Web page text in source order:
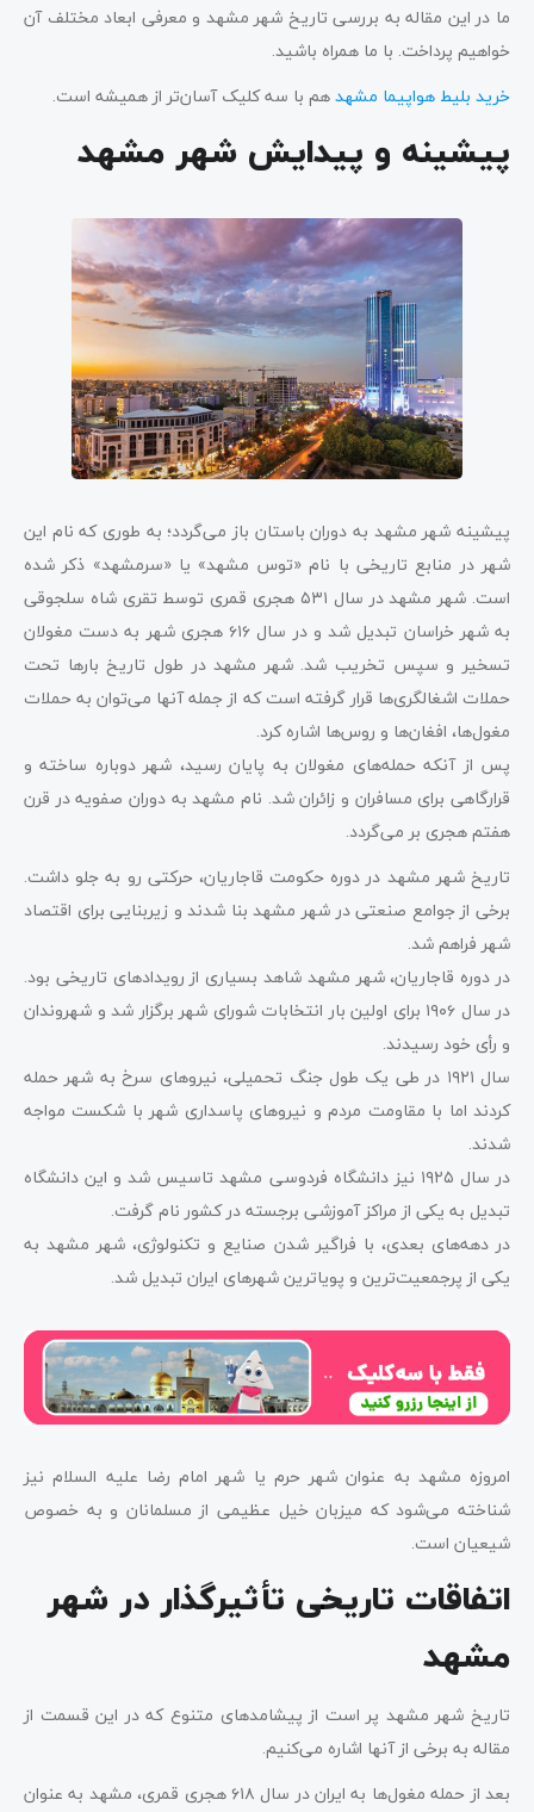
ما در این مقاله به بررسی تاریخ شهر مشهد و معرفی ابعاد مختلف آن
خواهیم پرداخت. با ما همراه باشید.
خرید بلیط هواپیما مشهدهم با سه کلیک آسان‌تر از همیشه است.
پیشینه و پیدایش شهر مشهد
پیشینه شهر مشهد به دوران باستان باز می‌گردد؛ به طوری که نام این
شهر در منابع تاریخی با نام «توس مشهد» یا «سرمشهد» ذکر شده
است. شهر مشهد در سال ۵۳۱ هجری قمری توسط تقری شاه سلجوقی
به شهر خراسان تبدیل شد و در سال ۶۱۶ هجری شهر به دست مغولان
تسخیر و سپس تخریب شد. شهر مشهد در طول تاریخ بارها تحت
حملات اشغالگری‌ها قرار گرفته است که از جمله آنها می‌توان به حملات
مغول‌ها، افغان‌ها و روس‌ها اشاره کرد.
پس از آنکه حمله‌های مغولان به پایان رسید، شهر دوباره ساخته و
قرارگاهی برای مسافران و زائران شد. نام مشهد به دوران صفویه در قرن
هفتم هجری بر می‌گردد.
تاریخ شهر مشهد در دوره حکومت قاجاریان، حرکتی رو به جلو داشت.
برخی از جوامع صنعتی در شهر مشهد بنا شدند و زیربنایی برای اقتصاد
شهر فراهم شد.
در دوره قاجاریان، شهر مشهد شاهد بسیاری از رویدادهای تاریخی بود.
در سال ۱۹۰۶ برای اولین بار انتخابات شورای شهر برگزار شد و شهروندان
و رأی خود رسیدند.
سال ۱۹۲۱ در طی یک طول جنگ تحمیلی، نیروهای سرخ به شهر حمله
کردند اما با مقاومت مردم و نیروهای پاسداری شهر با شکست مواجه
شدند.
در سال ۱۹۲۵ نیز دانشگاه فردوسی مشهد تاسیس شد و این دانشگاه
تبدیل به یکی از مراکز آموزشی برجسته در کشور نام گرفت.
در دهه‌های بعدی، با فراگیر شدن صنایع و تکنولوژی، شهر مشهد به
یکی از پرجمعیت‌ترین و پویاترین شهرهای ایران تبدیل شد.
امروزه مشهد به عنوان شهر حرم یا شهر امام رضا علیه السلام نیز
شناخته می‌شود که میزبان خیل عظیمی از مسلمانان و به خصوص
شیعیان است.
اتفاقات تاریخی تأثیرگذار در شهر
مشهد
تاریخ شهر مشهد پر است از پیشامدهای متنوع که در این قسمت از
مقاله به برخی از آنها اشاره می‌کنیم.
بعد از حمله مغول‌ها به ایران در سال ۶۱۸ هجری قمری، مشهد به عنوان